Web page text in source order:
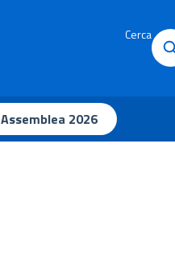
Cerca
Assemblea 2026